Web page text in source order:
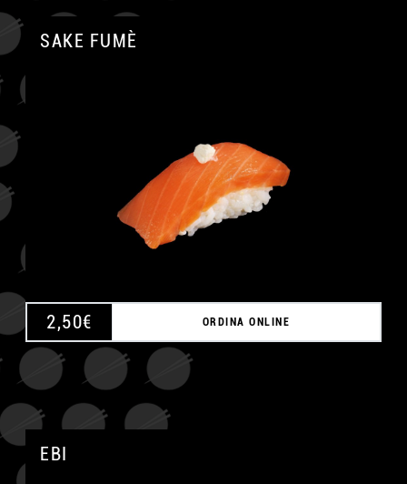
SAKE FUMÈ
2,50€ ORDINA ONLINE
EBI